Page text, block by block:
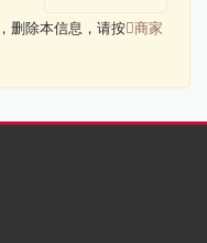
删除本信息，请按 商家